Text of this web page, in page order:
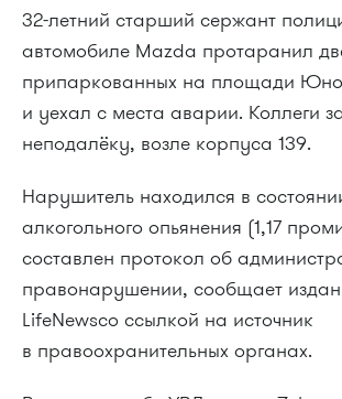
32-летний старший сержант
автомобиле Mazda протаранил
припаркованных на площади
и уехал с места аварии. Коллеги
неподалёку, возле корпуса 139.
Нарушитель находился в
алкогольного опьянения (1,17
составлен протокол об
правонарушении, сообщает
LifeNewsсо ссылкой на источник
в правоохранительных органах.